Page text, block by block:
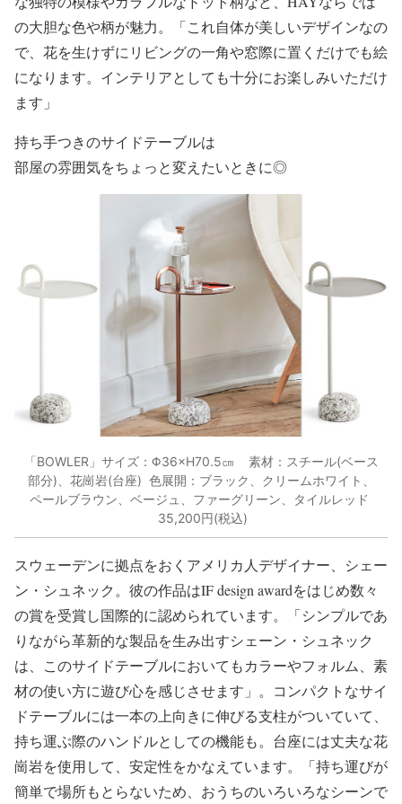
の大胆な色や柄が魅力。「これ自体が美しいデザインなの
で、花を生けずにリビングの一角や窓際に置くだけでも絵
になります。インテリアとしても十分にお楽しみいただけ
ます」
持ち手つきのサイドテーブルは
部屋の雰囲気をちょっと変えたいときに◎
「BOWLER」サイズ：Φ36×H70.5㎝ 素材：スチール(ベース
部分)、花崗岩(台座) 色展開：ブラック、クリームホワイト、
ペールブラウン、ベージュ、ファーグリーン、タイルレッド
35,200円(税込)
スウェーデンに拠点をおくアメリカ人デザイナー、シェー
ン・シュネック。彼の作品はIF design awardをはじめ数々
の賞を受賞し国際的に認められています。「シンプルであ
りながら革新的な製品を生み出すシェーン・シュネック
は、このサイドテーブルにおいてもカラーやフォルム、素
材の使い方に遊び心を感じさせます」。コンパクトなサイ
ドテーブルには一本の上向きに伸びる支柱がついていて、
持ち運ぶ際のハンドルとしての機能も。台座には丈夫な花
崗岩を使用して、安定性をかなえています。「持ち運びが
簡単で場所もとらないため、おうちのいろいろなシーンで